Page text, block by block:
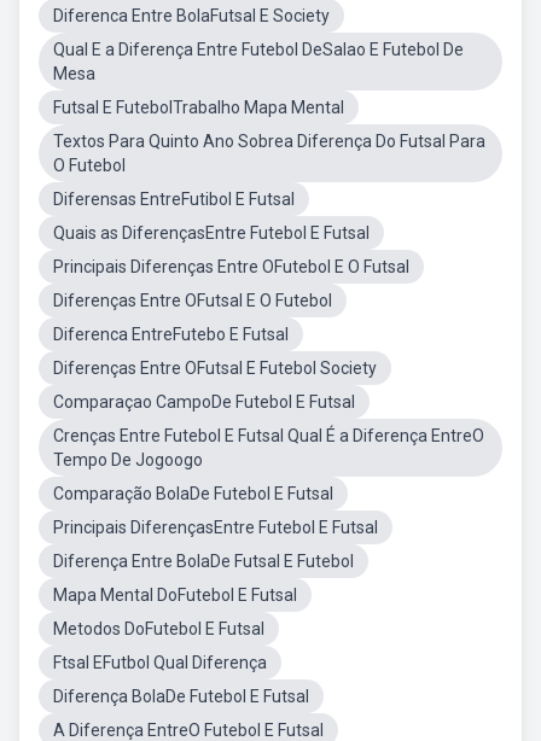
Diferenca Entre BolaFutsal E Society
Qual E a Diferença Entre Futebol DeSalao E Futebol De
Mesa
Futsal E FutebolTrabalho Mapa Mental
Textos Para Quinto Ano Sobrea Diferença Do Futsal Para
O Futebol
Diferensas EntreFutibol E Futsal
Quais as DiferençasEntre Futebol E Futsal
Principais Diferenças Entre OFutebol E O Futsal
Diferenças Entre OFutsal E O Futebol
Diferenca EntreFutebo E Futsal
Diferenças Entre OFutsal E Futebol Society
Comparaçao CampoDe Futebol E Futsal
Crenças Entre Futebol E Futsal Qual É a Diferença EntreO
Tempo De Jogoogo
Comparação BolaDe Futebol E Futsal
Principais DiferençasEntre Futebol E Futsal
Diferença Entre BolaDe Futsal E Futebol
Mapa Mental DoFutebol E Futsal
Metodos DoFutebol E Futsal
Ftsal EFutbol Qual Diferença
Diferença BolaDe Futebol E Futsal
A Diferença EntreO Futebol E Futsal